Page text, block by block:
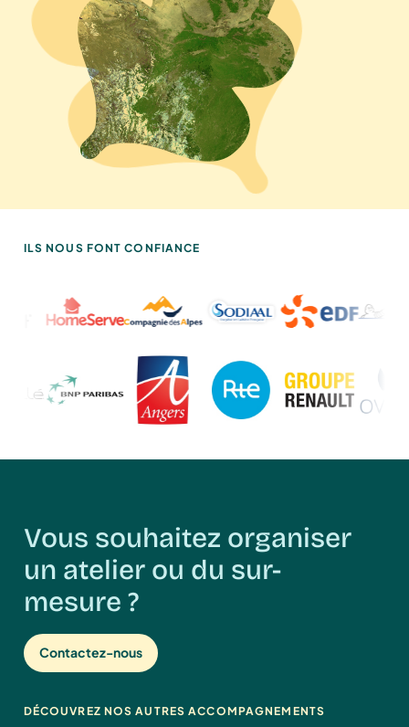
ILS NOUS FONT CONFIANCE
Vous souhaitez organiser
un atelier ou du sur-
mesure ?
Contactez-nous
DÉCOUVREZ NOS AUTRES ACCOMPAGNEMENTS